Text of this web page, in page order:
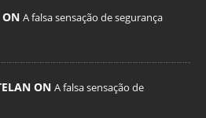
ON A falsa sensação de segurança
ON A falsa sensação de